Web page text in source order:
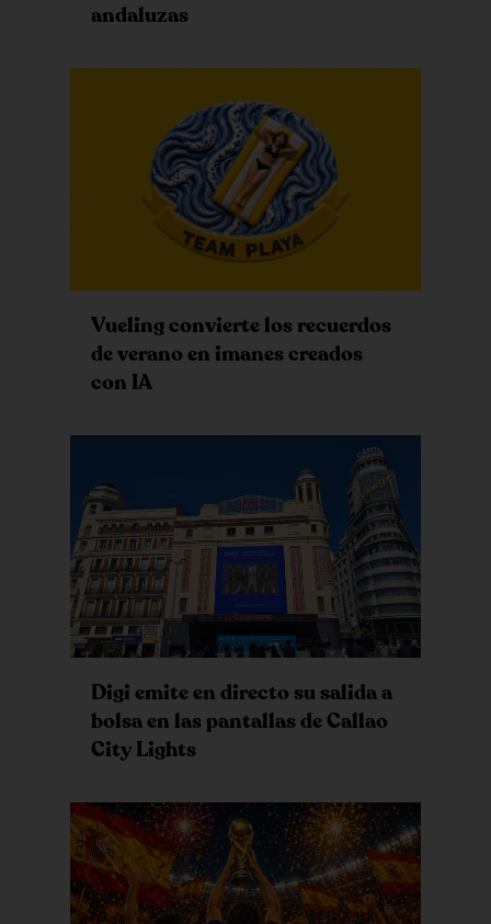
andaluzas
Vueling convierte los recuerdos
de verano en imanes creados
con IA
Digi emite en directo su salida a
bolsa en las pantallas de Callao
City Lights